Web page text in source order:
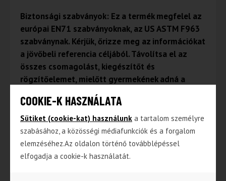
Biztonsági szabványok: Ez a termék megfelel az
európai EN71 szabványoknak, az US ASTM F963
szabványnak. Kérjük, őrizze meg az információkat
a jövőbeli referencia céljából. Távolítsa el az
összes csomagolást, kiegészítőt és
rögzítőelemet, mielőtt gyermekének adná a
Kapcsolódó termékek
COOKIE-K HASZNÁLATA
Sütiket (cookie-kat) használunk a tartalom személyre
szabásához, a közösségi médiafunkciók és a forgalom
elemzéséhez.Az oldalon történő továbblépéssel
elfogadja a cookie-k használatát.